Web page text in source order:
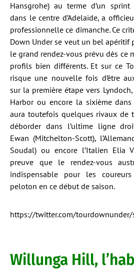
Hansgrohe) au terme d’un
dans le centre d’Adelaïde, a
professionnelle ce dimanche. Ce
Down Under se veut un bel apéritif
le grand rendez-vous prévu dès ce
profils bien différents. Et sur ce
risque une nouvelle fois d’être
sur la première étape vers
Harbor ou encore la sixième dans
aura toutefois quelques rivaux de
déborder dans l’ultime ligne
Ewan (Mitchelton-Scott),
Soudal) ou encore l’Italien Elia
preuve que le rendez-vous
indispensable pour les
peloton en ce début de saison.
https://twitter.com/
Willunga Hill,